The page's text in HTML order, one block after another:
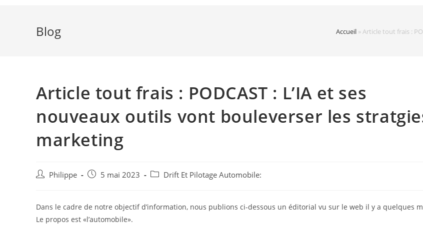
Blog Accueil » Article tout frais :
Article tout frais : PODCAST : L’IA et ses
nouveaux outils vont bouleverser les
marketing
Auteur/autrice
publication :
Philippe
Post 5 mai 2023
Post Drift Et Pilotage Automobile:
Dans le cadre de notre objectif d’information, nous publions ci-dessous un éditorial vu sur le web il y a quelques
Le propos est «l’automobile».